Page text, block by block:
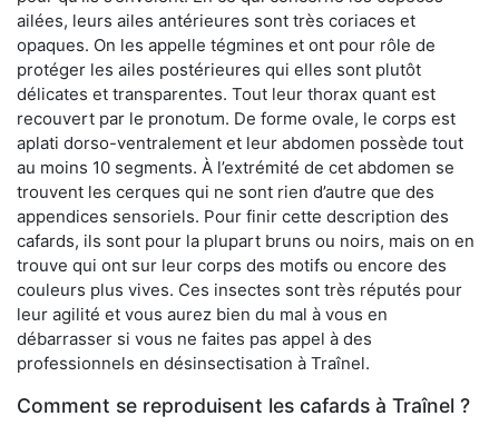
ailées, leurs ailes antérieures sont très coriaces et
opaques. On les appelle tégmines et ont pour rôle de
protéger les ailes postérieures qui elles sont plutôt
délicates et transparentes. Tout leur thorax quant est
recouvert par le pronotum. De forme ovale, le corps est
aplati dorso-ventralement et leur abdomen possède tout
au moins 10 segments. À l’extrémité de cet abdomen se
trouvent les cerques qui ne sont rien d’autre que des
appendices sensoriels. Pour finir cette description des
cafards, ils sont pour la plupart bruns ou noirs, mais on en
trouve qui ont sur leur corps des motifs ou encore des
couleurs plus vives. Ces insectes sont très réputés pour
leur agilité et vous aurez bien du mal à vous en
débarrasser si vous ne faites pas appel à des
professionnels en désinsectisation à Traînel.
Comment se reproduisent les cafards à Traînel ?